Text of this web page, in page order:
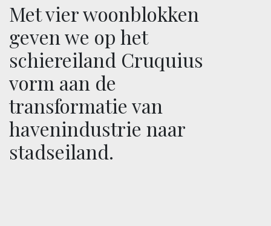
Met vier woonblokken
geven we op het
schiereiland Cruquius
vorm aan de
transformatie van
havenindustrie naar
stadseiland.